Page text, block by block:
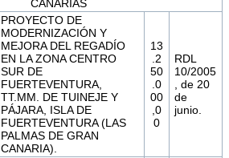
CANARIAS
PROYECTO DE
MODERNIZACIÓN Y
MEJORA DEL REGADÍO
EN LA ZONA CENTRO
SUR DE
FUERTEVENTURA,
TT.MM. DE TUINEJE Y
PÁJARA, ISLA DE
FUERTEVENTURA (LAS
PALMAS DE GRAN
CANARIA).
13
.2
50
.0
00
,0
0
RDL
10/2005
, de 20
de
junio.